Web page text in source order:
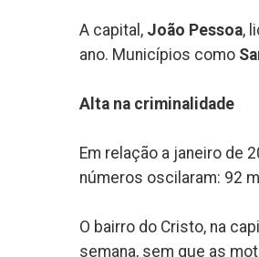
A capital, João Pessoa,
ano. Municípios como
Alta na criminalidade
Em relação a janeiro de
números oscilaram: 92
O bairro do Cristo, na
semana, sem que as